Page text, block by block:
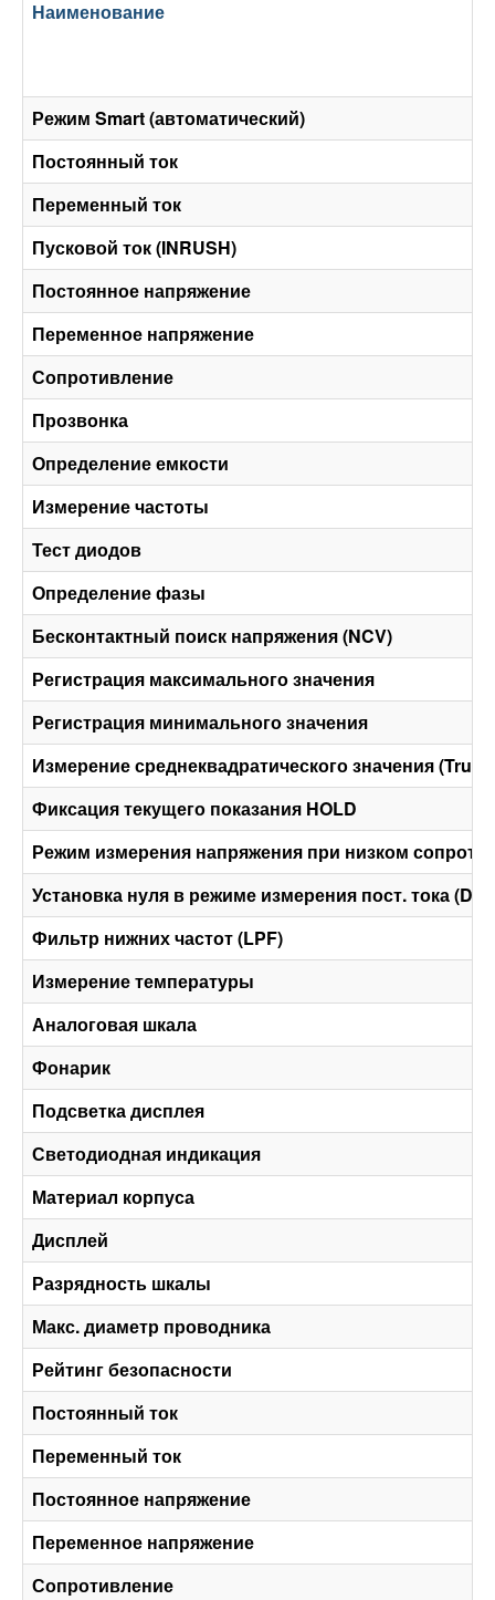
Наименование
Режим Smart (автоматический)
Постоянный ток
Переменный ток
Пусковой ток (INRUSH)
Постоянное напряжение
Переменное напряжение
Сопротивление
Прозвонка
Определение емкости
Измерение частоты
Тест диодов
Определение фазы
Бесконтактный поиск напряжения (NCV)
Регистрация максимального значения
Регистрация минимального значения
Измерение среднеквадратического значения (True
Фиксация текущего показания HOLD
Режим измерения напряжения при низком
Установка нуля в режиме измерения пост. тока
Фильтр нижних частот (LPF)
Измерение температуры
Аналоговая шкала
Фонарик
Подсветка дисплея
Светодиодная индикация
Материал корпуса
Дисплей
Разрядность шкалы
Макс. диаметр проводника
Рейтинг безопасности
Постоянный ток
Переменный ток
Постоянное напряжение
Переменное напряжение
Сопротивление